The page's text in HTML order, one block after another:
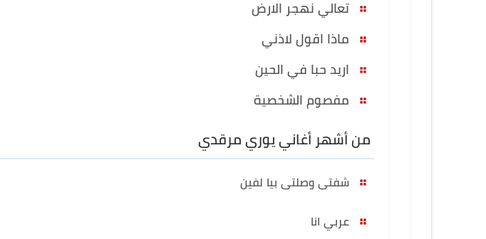
تعالي نهجر الارض
ماذا اقول لاذني
اريد حبا في الحين
مفصوم الشخصية
من أشهر أغاني يوري مرقدي
شفتى وصلتى بيا لفين
عربي انا